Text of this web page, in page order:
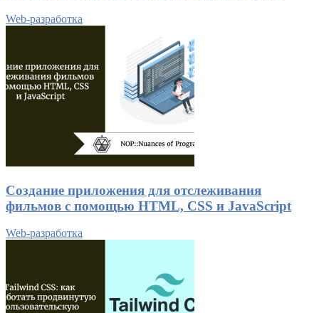
Web-разработка
Создание приложения для отслеживания
фильмов с помощью HTML, CSS и JavaScript
Web-разработка